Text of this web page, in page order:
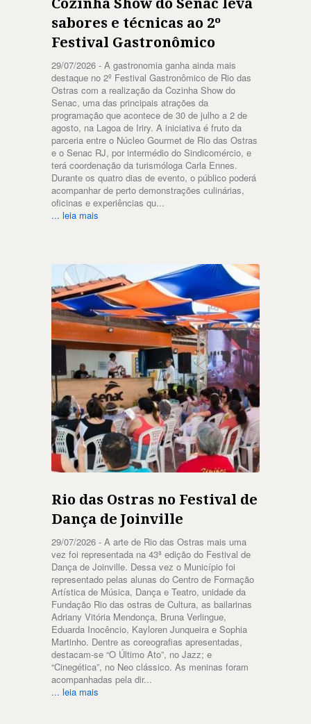
Cozinha Show do Senac leva
sabores e técnicas ao 2º
Festival Gastronômico
29/07/2026 - A gastronomia ganha ainda mais
destaque no 2º Festival Gastronômico de Rio das
Ostras com a realização da Cozinha Show do
Senac, uma das principais atrações da
programação que acontece de 30 de julho a 2 de
agosto, na Lagoa de Iriry. A iniciativa é fruto da
parceria entre o Núcleo Gourmet de Rio das Ostras
e o Senac RJ, por intermédio do Sindicomércio, e
terá coordenação da turismóloga Carla Ennes.
Durante os quatro dias de evento, o público poderá
acompanhar de perto demonstrações culinárias,
oficinas e experiências qu...
... leia mais
Rio das Ostras no Festival de
Dança de Joinville
29/07/2026 - A arte de Rio das Ostras mais uma
vez foi representada na 43ª edição do Festival de
Dança de Joinville. Dessa vez o Município foi
representado pelas alunas do Centro de Formação
Artística de Música, Dança e Teatro, unidade da
Fundação Rio das ostras de Cultura, as bailarinas
Adriany Vitória Mendonça, Bruna Verlingue,
Eduarda Inocêncio, Kayloren Junqueira e Sophia
Martinho. Dentre as coreografias apresentadas,
destacam-se “O Último Ato”, no Jazz; e
“Cinegética”, no Neo clássico. As meninas foram
acompanhadas pela dir...
... leia mais